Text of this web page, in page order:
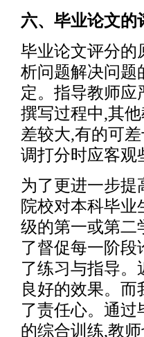
六、毕业论文的
毕业论文评分的
析问题解决问题
定。指导教师应
撰写过程中,其
差较大,有的可
调打分时应客观
为了更进一步提
院校对本科毕业
级的第一或第二
了督促每一阶段
了练习与指导。
良好的效果。
了责任心。通过
的综合训练,教